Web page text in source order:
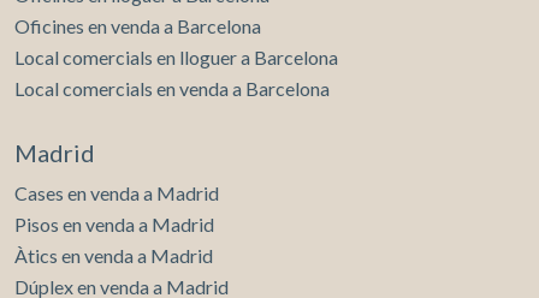
Oficines en venda a Barcelona
Local comercials en lloguer a Barcelona
Local comercials en venda a Barcelona
Madrid
Cases en venda a Madrid
Pisos en venda a Madrid
Àtics en venda a Madrid
Dúplex en venda a Madrid